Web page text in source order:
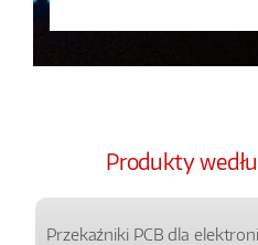
Produkty
Przekaźniki PCB dla